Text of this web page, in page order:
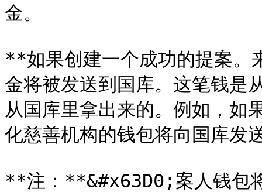
金。
**如果创建一个成功的提案。
金将被发送到国库。这笔钱是
从国库里拿出来的。例如，
化慈善机构的钱包将向国
**注：**&#x63D0;案人钱包